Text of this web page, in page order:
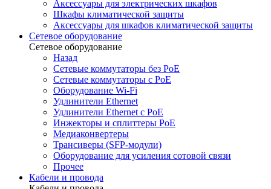
Аксессуары для электрических шкафов
Шкафы климатической защиты
Аксессуары для шкафов климатической защиты
Сетевое оборудование
Сетевое оборудование
Назад
Сетевые коммутаторы без PoE
Сетевые коммутаторы с PoE
Оборудование Wi-Fi
Удлинители Ethernet
Удлинители Ethernet с PoE
Инжекторы и сплиттеры PoE
Медиаконвертеры
Трансиверы (SFP-модули)
Оборудование для усиления сотовой связи
Прочее
Кабели и провода